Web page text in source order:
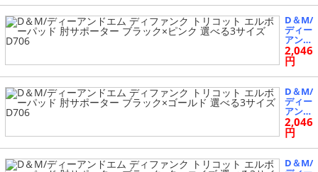
ープル
選べる
3サイ
ズ D70
00
トリコ
ット
エルボ
ーパッ
ド 肘
サポー
ター
ブラッ
ク 選
べる3
サイズ
D706
D＆M/
ディー
アンド
エム
ディフ
ァンク
トリコ
ット
エルボ
ーパッ
ド 肘
サポー
ター
ブラッ
ク×ピ
ンク
2,046
円
D＆M/
ディー
アンド
エム
ディフ
ァンク
トリコ
ット
2,046
円
D＆M/